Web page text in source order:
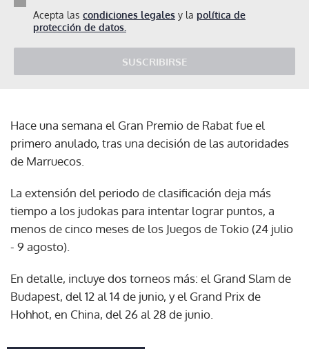
Acepta las condiciones legales y la política de
protección de datos.
SUSCRIBIRSE
Hace una semana el Gran Premio de Rabat fue el
primero anulado, tras una decisión de las autoridades
de Marruecos.
La extensión del periodo de clasificación deja más
tiempo a los judokas para intentar lograr puntos, a
menos de cinco meses de los Juegos de Tokio (24 julio
- 9 agosto).
En detalle, incluye dos torneos más: el Grand Slam de
Budapest, del 12 al 14 de junio, y el Grand Prix de
Hohhot, en China, del 26 al 28 de junio.